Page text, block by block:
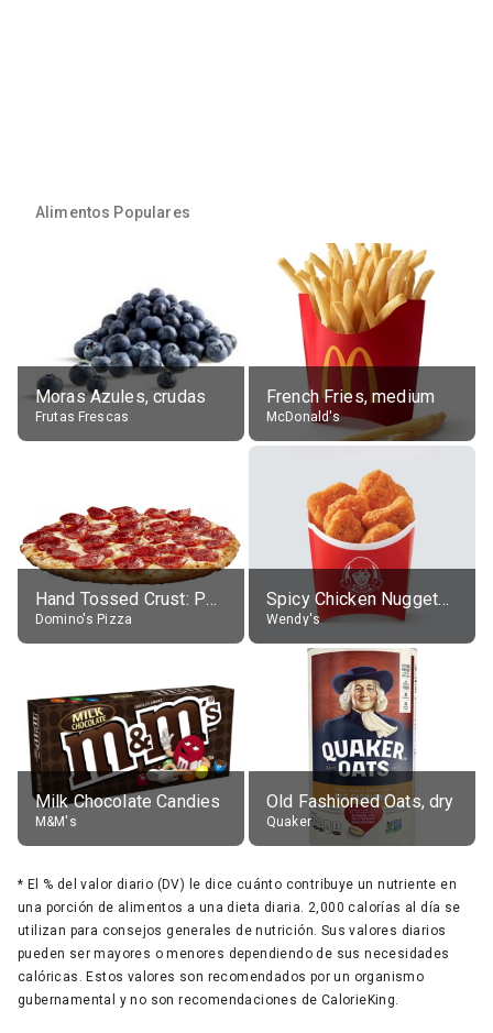
Alimentos Populares
Moras Azules, crudas
Frutas Frescas
French Fries, medium
McDonald's
Hand Tossed Crust: Pepperoni Pizza (Large 14")
Domino's Pizza
Spicy Chicken Nuggets, without sauce
Wendy's
Milk Chocolate Candies
M&M's
Old Fashioned Oats, dry
Quaker
* El % del valor diario (DV) le dice cuánto contribuye un nutriente en
una porción de alimentos a una dieta diaria. 2,000 calorías al día se
utilizan para consejos generales de nutrición. Sus valores diarios
pueden ser mayores o menores dependiendo de sus necesidades
calóricas. Estos valores son recomendados por un organismo
gubernamental y no son recomendaciones de CalorieKing.